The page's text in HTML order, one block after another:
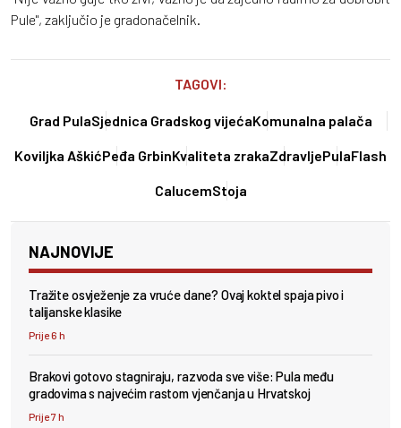
Pule", zaključio je gradonačelnik.
TAGOVI:
Grad PulaSjednica Gradskog vijećaKomunalna palača
Koviljka AškićPeđa GrbinKvaliteta zrakaZdravljePulaFlash
CalucemStoja
NAJNOVIJE
Tražite osvježenje za vruće dane? Ovaj koktel spaja pivo i
talijanske klasike
Prije 6 h
Brakovi gotovo stagniraju, razvoda sve više: Pula među
gradovima s najvećim rastom vjenčanja u Hrvatskoj
Prije 7 h